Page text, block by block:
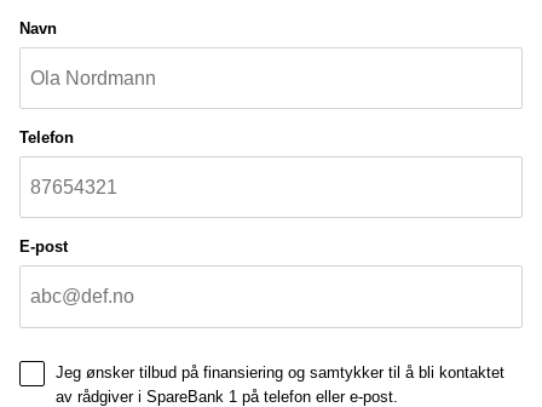
Navn
Telefon
E-post
Jeg ønsker tilbud på finansiering og samtykker til å bli kontaktet
av rådgiver i SpareBank 1 på telefon eller e-post.